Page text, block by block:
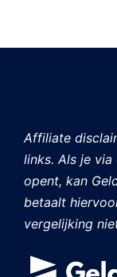
Affiliate
links. Als je
opent, kan
betaalt
vergelijking